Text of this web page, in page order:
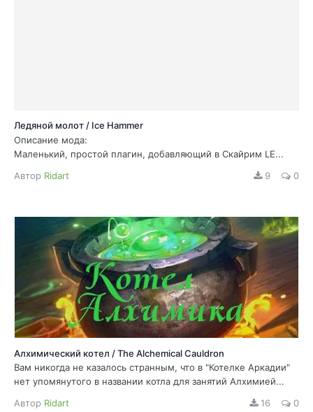
Ледяной молот / Ice Hammer
Описание мода:
Маленький, простой плагин, добавляющий в Скайрим LE...
Автор Ridart 9 0
Алхимический котел / The Alchemical Cauldron
Вам никогда не казалось странным, что в "Котелке Аркадии"
нет упомянутого в названии котла для занятий Алхимией...
Автор Ridart 16 0